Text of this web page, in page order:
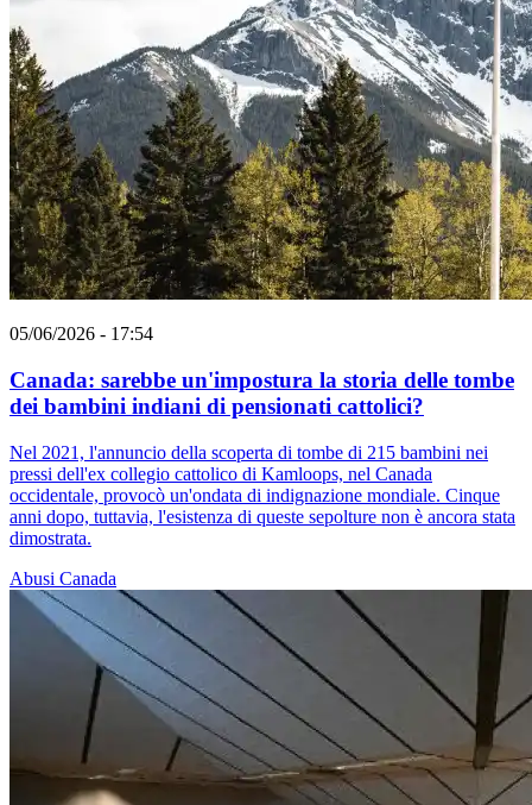
05/06/2026 - 17:54
Canada: sarebbe un'impostura la storia delle tombe
dei bambini indiani di pensionati cattolici?
Nel 2021, l'annuncio della scoperta di tombe di 215 bambini nei
pressi dell'ex collegio cattolico di Kamloops, nel Canada
occidentale, provocò un'ondata di indignazione mondiale. Cinque
anni dopo, tuttavia, l'esistenza di queste sepolture non è ancora stata
dimostrata.
Abusi Canada